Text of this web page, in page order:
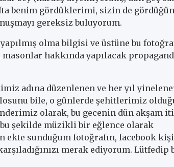
benim gördüklerimi, sizin de
gereksiz buluyorum.
olma bilgisi ve üstüne bu
hakkında yapılacak
adına düzenlenen ve her yıl
bile, o günlerde şehitlerimiz
olarak, bu gecenin dün akşam
bu şekilde müzikli bir eğlence olarak
ekte sunduğum fotoğrafın, facebook
merak ediyorum. Lütfedip